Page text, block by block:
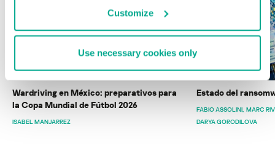
Customize
Use necessary cookies only
Wardriving en México: preparativos para
la Copa Mundial de Fútbol 2026
ISABEL MANJARREZ
Estado del
FABIO ASSOLINI MARC
DARYA GORODILOVA